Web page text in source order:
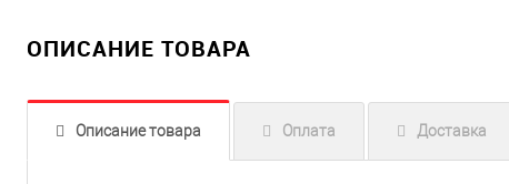
ОПИСАНИЕ ТОВАРА
Описание товара Оплата Доставка